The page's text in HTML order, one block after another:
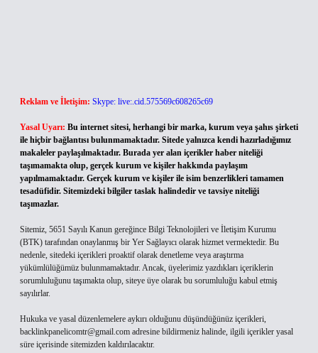
Reklam ve İletişim: Skype: live:.cid.575569c608265c69
Yasal Uyarı: Bu internet sitesi, herhangi bir marka, kurum veya şahıs şirketi
ile hiçbir bağlantısı bulunmamaktadır. Sitede yalnızca kendi hazırladığımız
makaleler paylaşılmaktadır. Burada yer alan içerikler haber niteliği
taşımamakta olup, gerçek kurum ve kişiler hakkında paylaşım
yapılmamaktadır. Gerçek kurum ve kişiler ile isim benzerlikleri tamamen
tesadüfidir. Sitemizdeki bilgiler taslak halindedir ve tavsiye niteliği
taşımazlar.
Sitemiz, 5651 Sayılı Kanun gereğince Bilgi Teknolojileri ve İletişim Kurumu
(BTK) tarafından onaylanmış bir Yer Sağlayıcı olarak hizmet vermektedir. Bu
nedenle, sitedeki içerikleri proaktif olarak denetleme veya araştırma
yükümlülüğümüz bulunmamaktadır. Ancak, üyelerimiz yazdıkları içeriklerin
sorumluluğunu taşımakta olup, siteye üye olarak bu sorumluluğu kabul etmiş
sayılırlar.
Hukuka ve yasal düzenlemelere aykırı olduğunu düşündüğünüz içerikleri,
backlinkpanelicomtr@gmail.com adresine bildirmeniz halinde, ilgili içerikler yasal
süre içerisinde sitemizden kaldırılacaktır.